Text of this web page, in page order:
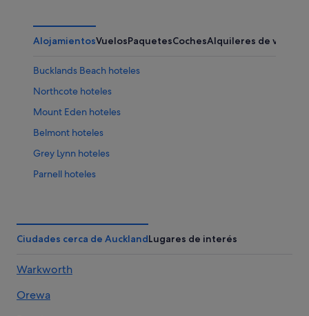
AlojamientosVuelosPaquetesCochesAlquileres de
Bucklands Beach hoteles
Northcote hoteles
Mount Eden hoteles
Belmont hoteles
Grey Lynn hoteles
Parnell hoteles
Highland Park hoteles
Paremoremo hoteles
Campings de caravanas en Auckland
Ciudades cerca de AucklandLugares de interés
Warkworth
Orewa